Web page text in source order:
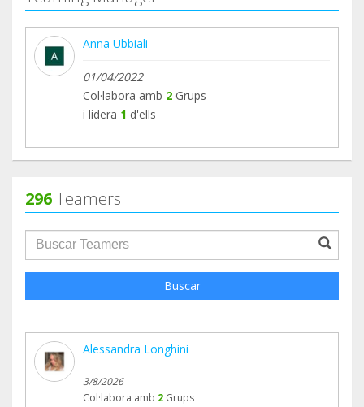
Anna Ubbiali
01/04/2022
Col·labora amb 2 Grups
i lidera 1 d'ells
296Teamers
groupProfile.searchForm.search.text???
Buscar
Alessandra Longhini
3/8/2026
Col·labora amb 2 Grups